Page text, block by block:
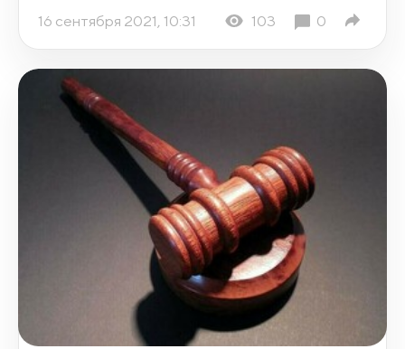
16 сентября 2021, 10:31 103 0